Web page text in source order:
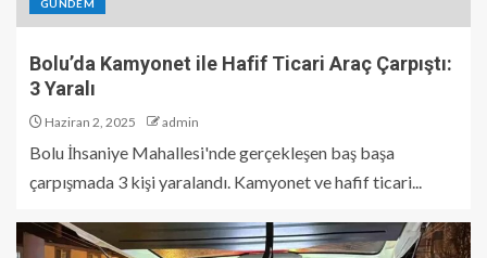
GÜNDEM
Bolu’da Kamyonet ile Hafif Ticari Araç Çarpıştı:
3 Yaralı
Haziran 2, 2025 admin
Bolu İhsaniye Mahallesi'nde gerçekleşen baş başa
çarpışmada 3 kişi yaralandı. Kamyonet ve hafif ticari...